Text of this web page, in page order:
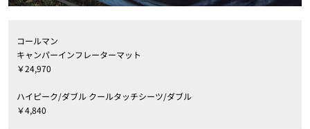
コールマン
キャンパーインフレーターマット
￥24,970
ハイピーク/ダブル クールタッチシーツ/ダブル
￥4,840